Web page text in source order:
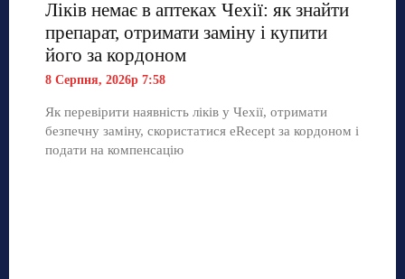
Ліків немає в аптеках Чехії: як знайти
препарат, отримати заміну і купити
його за кордоном
8 Серпня, 2026р 7:58
Як перевірити наявність ліків у Чехії, отримати
безпечну заміну, скористатися eRecept за кордоном і
подати на компенсацію